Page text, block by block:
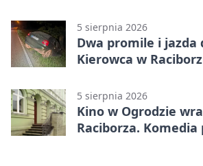
5 sierpnia 2026
Dwa promile i jazda
Kierowca w
5 sierpnia 2026
Kino w Ogrodzie
Raciborza.